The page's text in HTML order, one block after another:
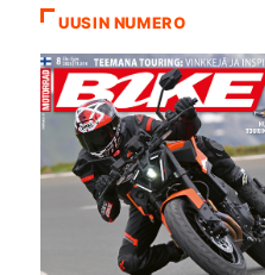
UUSIN NUMERO